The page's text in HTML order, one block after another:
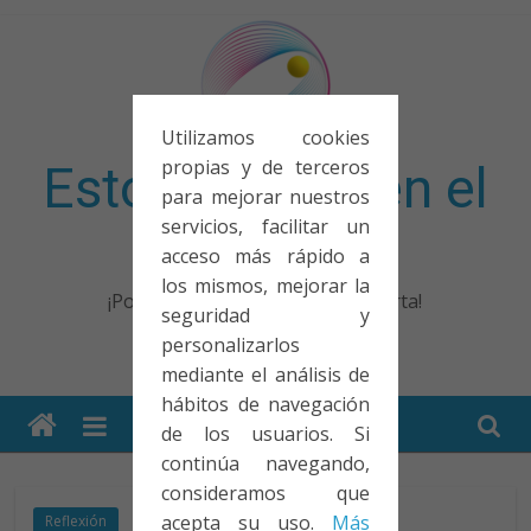
Utilizamos cookies
propias y de terceros
para mejorar nuestros
servicios, facilitar un
acceso más rápido a
los mismos, mejorar la
seguridad y
personalizarlos
mediante el análisis de
hábitos de navegación
de los usuarios. Si
continúa navegando,
consideramos que
acepta su uso. Más
Esto no entra en el
examen
¡Porque no solo el examen importa!
Reflexión